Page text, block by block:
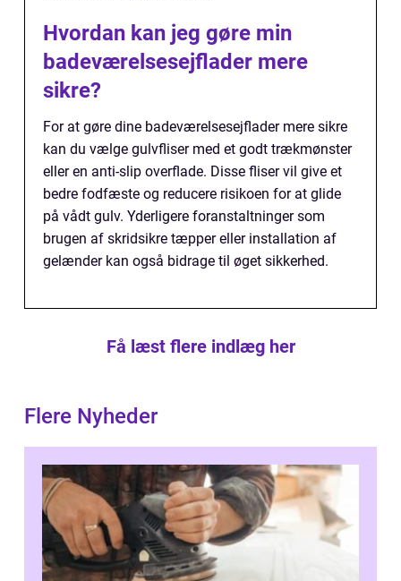
Hvordan kan jeg gøre min
badeværelsesejflader mere
sikre?
For at gøre dine badeværelsesejflader mere sikre
kan du vælge gulvfliser med et godt trækmønster
eller en anti-slip overflade. Disse fliser vil give et
bedre fodfæste og reducere risikoen for at glide
på vådt gulv. Yderligere foranstaltninger som
brugen af skridsikre tæpper eller installation af
gelænder kan også bidrage til øget sikkerhed.
Få læst flere indlæg her
Flere Nyheder